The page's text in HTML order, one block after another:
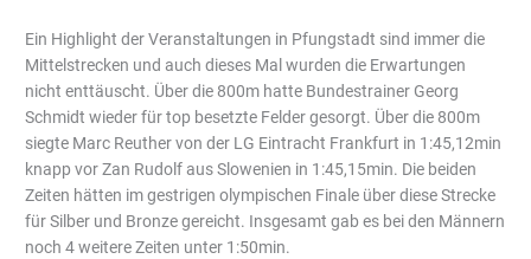
Ein Highlight der Veranstaltungen in Pfungstadt sind immer die
Mittelstrecken und auch dieses Mal wurden die Erwartungen
nicht enttäuscht. Über die 800m hatte Bundestrainer Georg
Schmidt wieder für top besetzte Felder gesorgt. Über die 800m
siegte Marc Reuther von der LG Eintracht Frankfurt in 1:45,12min
knapp vor Zan Rudolf aus Slowenien in 1:45,15min. Die beiden
Zeiten hätten im gestrigen olympischen Finale über diese Strecke
für Silber und Bronze gereicht. Insgesamt gab es bei den Männern
noch 4 weitere Zeiten unter 1:50min.